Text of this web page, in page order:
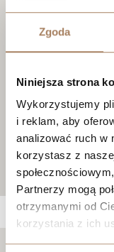
Zgoda
Niniejsza strona
Wykorzystujemy
i reklam, aby
analizować ruch w
korzystasz z
Partnerzy mogą
otrzymanymi od
korzystania z ich